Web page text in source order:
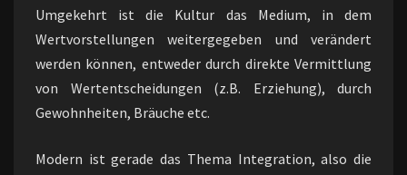
Umgekehrt ist die Kultur das Medium, in dem
Wertvorstellungen weitergegeben und verändert
werden können, entweder durch direkte Vermittlung
von Wertentscheidungen (z.B. Erziehung), durch
Gewohnheiten, Bräuche etc.
Modern ist gerade das Thema Integration, also die